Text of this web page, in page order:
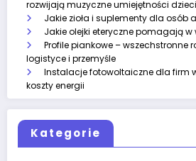
rozwijają muzyczne umiejętności
Jakie zioła i suplementy dla osób
Jakie olejki eteryczne pomagają
Profile piankowe – wszechstronne
logistyce i przemyśle
Instalacje fotowoltaiczne dla firm
koszty energii
Kategorie